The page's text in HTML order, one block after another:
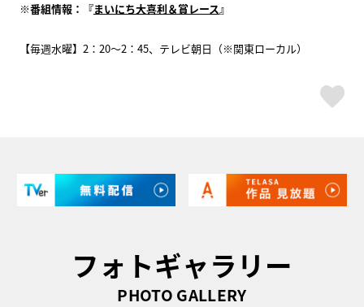
※番組情報：『まいにち大喜利＆賞レース』
【毎週水曜】2：20～2：45、テレビ朝日（※関東ローカル）
フォトギャラリー
PHOTO GALLERY